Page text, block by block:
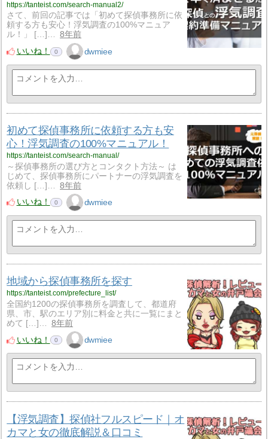
https://tanteist.com/search-manual2/
さて、前回の記事では「初めて探偵事務所に依
頼する方も安心！浮気調査の100%マニュア
ル！」 […]…
8年前
いいね！
0 dwmiee
初めて探偵事務所に依頼する方も安
心！浮気調査の100%マニュアル！
https://tanteist.com/search-manual/
～探偵事務所の選び方とコンタクト方法～ は
じめて、探偵事務所にパートナーの浮気調査を
依頼し […]…
8年前
いいね！
0 dwmiee
地域から探偵事務所を探す
https://tanteist.com/prefecture_list/
全国約1200の探偵事務所を調査して、都道府
県、市、駅のエリア別に料金と共に一覧にまと
めて […]…
8年前
いいね！
0 dwmiee
【浮気調査】探偵社フルスピード｜オ
カマと女の徹底解説＆口コミ